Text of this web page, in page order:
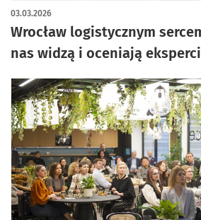
Wrocław logistycznym
nas widzą i oceniają eksperci
03.03.2026